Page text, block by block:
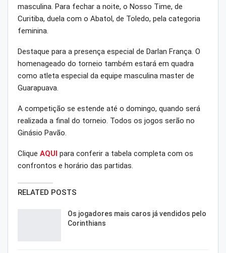
masculina. Para fechar a noite, o Nosso Time, de
Curitiba, duela com o Abatol, de Toledo, pela categoria
feminina.
Destaque para a presença especial de Darlan França. O
homenageado do torneio também estará em quadra
como atleta especial da equipe masculina master de
Guarapuava.
A competição se estende até o domingo, quando será
realizada a final do torneio. Todos os jogos serão no
Ginásio Pavão.
Clique AQUI para conferir a tabela completa com os
confrontos e horário das partidas.
RELATED POSTS
Os jogadores mais caros já vendidos pelo
Corinthians